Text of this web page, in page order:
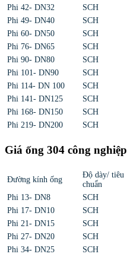
Phi 42- DN32
SCH
Phi 49- DN40
SCH
Phi 60- DN50
SCH
Phi 76- DN65
SCH
Phi 90- DN80
SCH
Phi 101- DN90
SCH
Phi 114- DN 100
SCH
Phi 141- DN125
SCH
Phi 168- DN150
SCH
Phi 219- DN200
SCH
Giá ống 304 công nghiệp
Đường kính ống
Độ dày/ tiêu
chuẩn
Phi 13- DN8
SCH
Phi 17- DN10
SCH
Phi 21- DN15
SCH
Phi 27- DN20
SCH
Phi 34- DN25
SCH